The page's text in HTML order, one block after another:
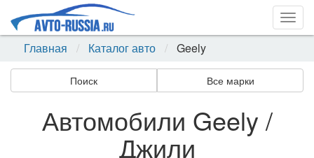
Главная
Каталог авто Geely
Поиск Все марки
Автомобили Geely /
Джили